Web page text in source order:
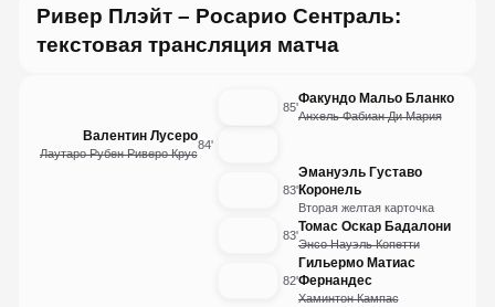
Ривер Плэйт – Росарио Сентраль:
текстовая трансляция матча
Гильермо Матиас
Фернандес
Хаминтон Кампас
82'
Томас Оскар Бадалони
Энсо Науэль Копетти
83'
Эмануэль Густаво
Коронель
Вторая желтая карточка
83'
Валентин Лусеро
Лаутаро Рубен Риверо Крус
84'
Факундо Мальо Бланко
Анхель Фабиан Ди Мария
85'